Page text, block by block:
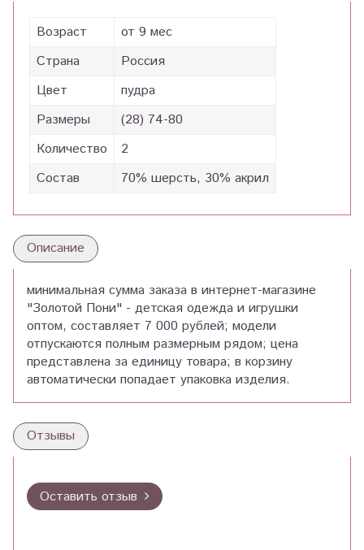
Возраст
от 9 мес
Страна
Россия
Цвет
пудра
Размеры
(28) 74-80
Количество
2
Состав
70% шерсть, 30% акрил
Описание
минимальная сумма заказа в интернет-магазине
"Золотой Пони" - детская одежда и игрушки
оптом, составляет 7 000 рублей; модели
отпускаются полным размерным рядом; цена
представлена за единицу товара; в корзину
автоматически попадает упаковка изделия.
Отзывы
Оставить отзыв